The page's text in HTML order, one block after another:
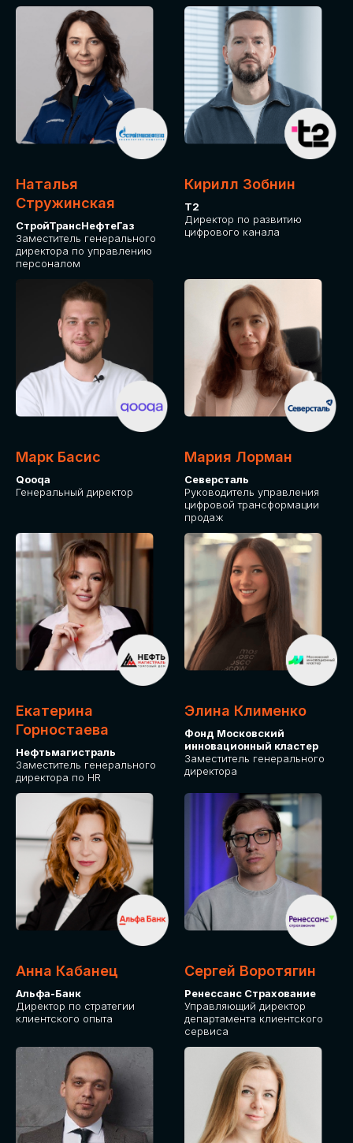
Наталья
Стружинская
СтройТрансНефтеГаз
Заместитель генерального
директора по управлению
персоналом
Кирилл Зобнин
Т2
Директор по развитию
цифрового канала
Марк Басис
Qooqa
Генеральный директор
Мария Лорман
Северсталь
Руководитель управления
цифровой трансформации
продаж
Екатерина
Горностаева
Нефтьмагистраль
Заместитель генерального
директора по HR
Элина Клименко
Фонд Московский
инновационный кластер
Заместитель генерального
директора
Анна Кабанец
Альфа-Банк
Директор по стратегии
клиентского опыта
Сергей Воротягин
Ренессанс Страхование
Управляющий директор
департамента клиентского
сервиса
Приглашаем стать спикером GLOBAL
TECH FORUM и поделиться своим
опытом и экспертизой. Будем рады
сотрудничеству!
СТАТЬ
СПИКЕРОМ
IT Solutions for Business
СРЕДИ ПАРТНЕРОВ
МЕРОПРИЯТИЯ
Приглашаем стать партнером GLOBAL
TECH FORUM и презентовать ваши
решения целевой аудитории. Будем
рады сотрудничеству!
СТАНЬТЕ
ЭКСПОНЕНТОМ
ПОДАТЬ ЗАЯВКУ
IT Solutions for Business
СТОИМОСТЬ
УЧАСТИЯ